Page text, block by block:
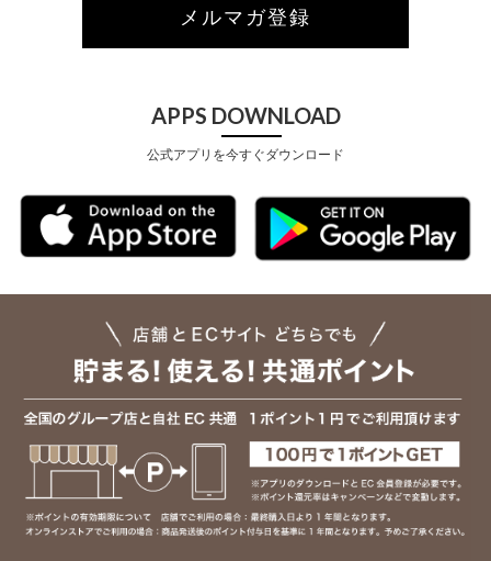
メルマガ登録
APPS DOWNLOAD
公式アプリを今すぐダウンロード